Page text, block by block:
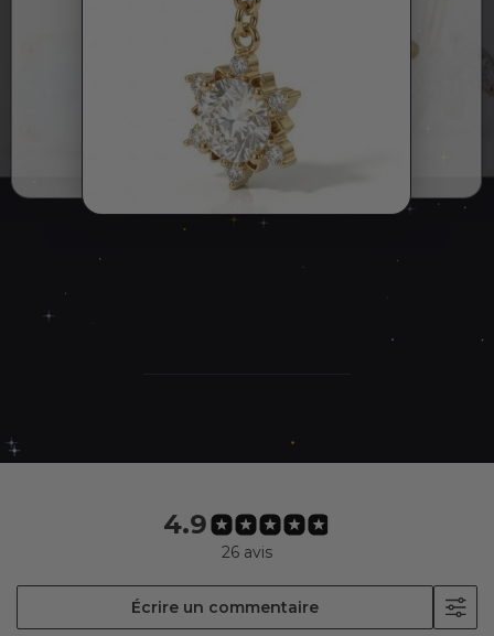
4.9
26 avis
Écrire un commentaire